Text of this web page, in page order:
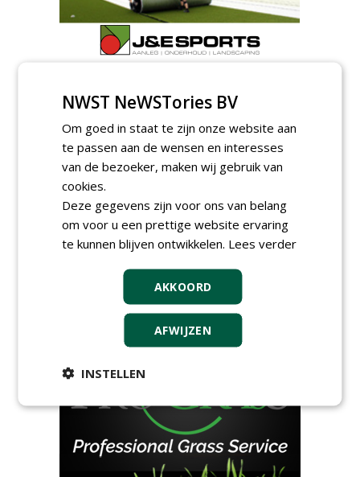
Klankbordsessies moeten
bijdragen aan uniform
aanbesteden van duurzame
kunstgrasvelden
woensdag 23 september 2026
t/m dinsdag 29 september 2026
neer in MAC³PARK Stadion
van PEC Zwolle
woensdag 18 november 2026
woensdag 2 december
woensdag 2 december 2026
NWST NeWSTories BV
Om goed in staat te zijn onze website aan
te passen aan de wensen en interesses
van de bezoeker, maken wij gebruik van
cookies.
Deze gegevens zijn voor ons van belang
om voor u een prettige website ervaring
te kunnen blijven ontwikkelen. Lees verder
AKKOORD
AFWIJZEN
INSTELLEN